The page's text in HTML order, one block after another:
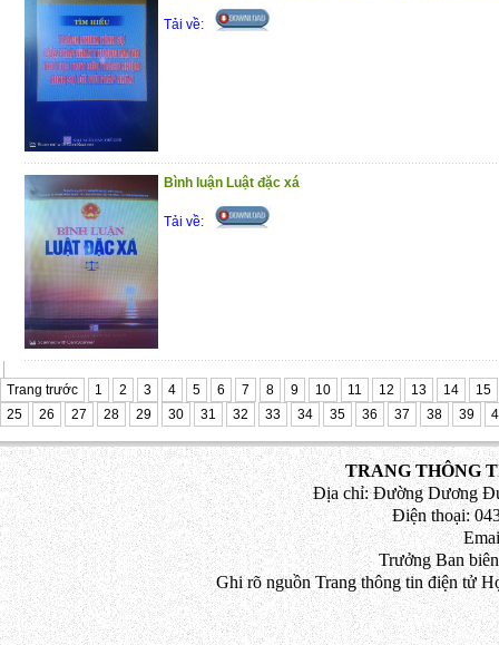
Tải về:
Bình luận Luật đặc xá
Tải về:
Trang trước 1 2 3 4 5 6 7 8 9 10 11 12 13 14
15
25
26 27 28 29 30 31 32 33 34 35 36 37 38 39
TRANG THÔNG
Địa chỉ: Đường Dương
Điện thoại:
Trưởng Ban
Ghi rõ nguồn Trang thông tin điện tử